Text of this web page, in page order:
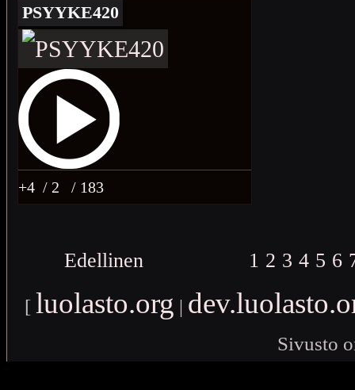
PSYYKE420
+4 / 2 / 183
Edellinen 1 2 3 4 5 6
[ luolasto.org |
Sivusto